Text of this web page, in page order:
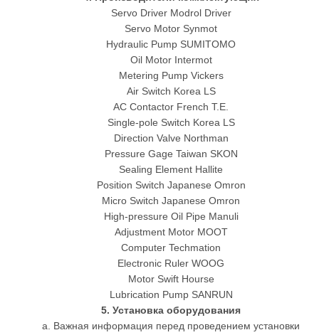
Servo Driver Modrol Driver
Servo Motor Synmot
Hydraulic Pump SUMITOMO
Oil Motor Intermot
Metering Pump Vickers
Air Switch Korea LS
AC Contactor French T.E.
Single-pole Switch Korea LS
Direction Valve Northman
Pressure Gage Taiwan SKON
Sealing Element Hallite
Position Switch Japanese Omron
Micro Switch Japanese Omron
High-pressure Oil Pipe Manuli
Adjustment Motor MOOT
Computer Techmation
Electronic Ruler WOOG
Motor Swift Hourse
Lubrication Pump SANRUN
5. Установка оборудования
a. Важная информация перед проведением установки